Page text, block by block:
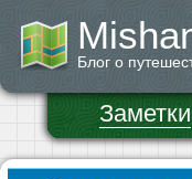
Блог о
Заметки